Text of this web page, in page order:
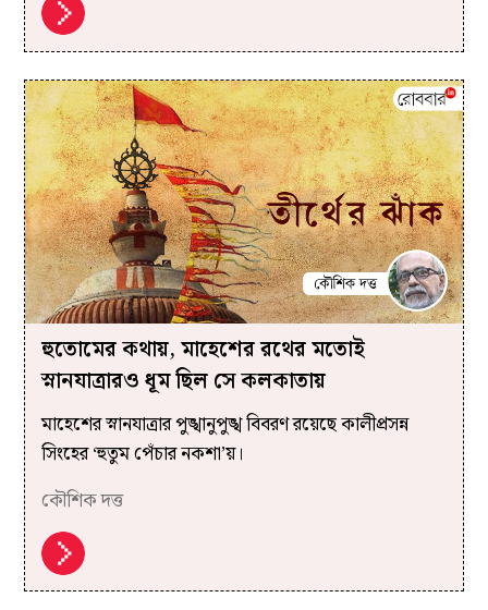
হুতোমের কথায়, মাহেশের রথের মতোই
স্নানযাত্রারও ধূম ছিল সে কলকাতায়
মাহেশের স্নানযাত্রার পুঙ্খানুপুঙ্খ বিবরণ রয়েছে কালীপ্রসন্ন
সিংহের ‘হুতুম পেঁচার নকশা’য়।
কৌশিক দত্ত